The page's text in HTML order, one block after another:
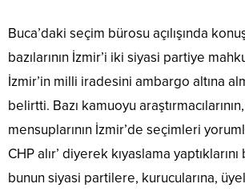
Buca’daki seçim bürosu açılışında
bazılarının İzmir’i iki siyasi partiye
İzmir’in milli iradesini ambargo altına
belirtti. Bazı kamuoyu
mensuplarının İzmir’de seçimleri
CHP alır’ diyerek kıyaslama
bunun siyasi partilere, kurucularına,